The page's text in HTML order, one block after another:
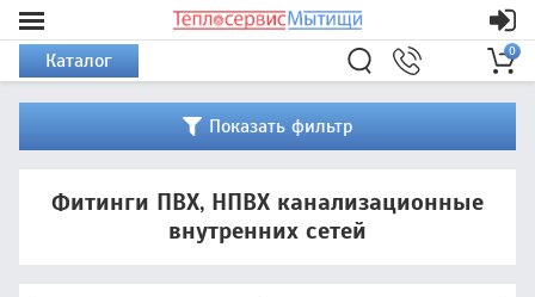
Каталог 0
Показать фильтр
Фитинги ПВХ, НПВХ канализационные
внутренних сетей